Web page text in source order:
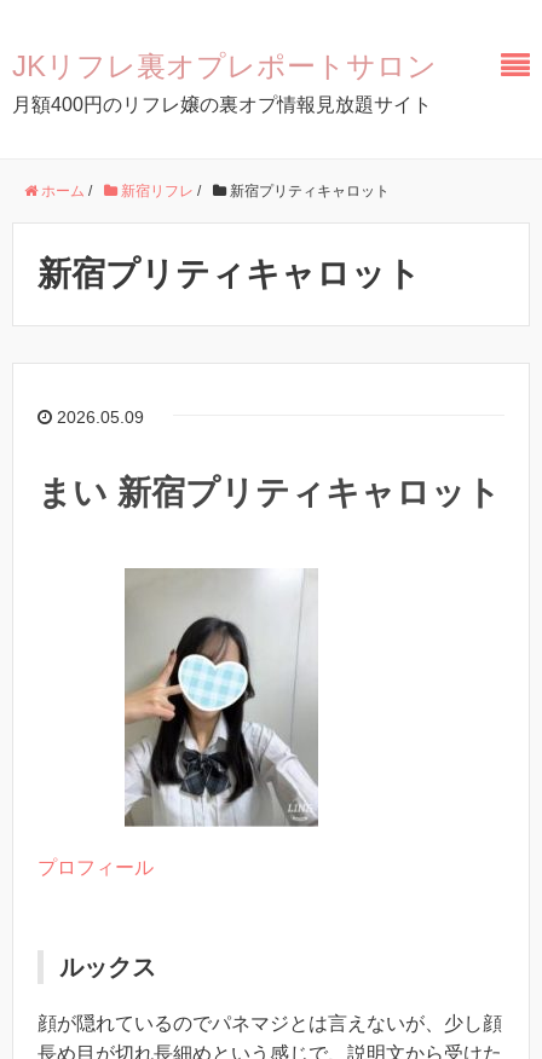
JKリフレ裏オプレポートサロン
月額400円のリフレ嬢の裏オプ情報見放題サイト
ホーム / 新宿リフレ / 新宿プリティキャロット
新宿プリティキャロット
2026.05.09
まい 新宿プリティキャロット
プロフィール
ルックス
顔が隠れているのでパネマジとは言えないが、少し顔
長め目が切れ長細めという感じで、説明文から受けた